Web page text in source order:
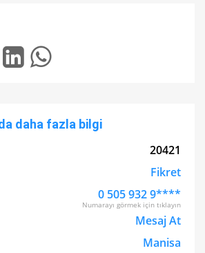
daha fazla bilgi
20421
Fikret
0 505 932 9****
Numarayı görmek için tıklayın
Mesaj At
Manisa